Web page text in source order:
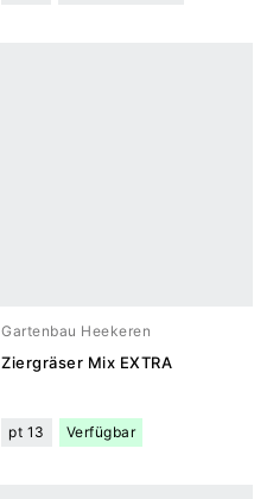
Gartenbau Heekeren
Ziergräser Mix EXTRA
pt 13 Verfügbar